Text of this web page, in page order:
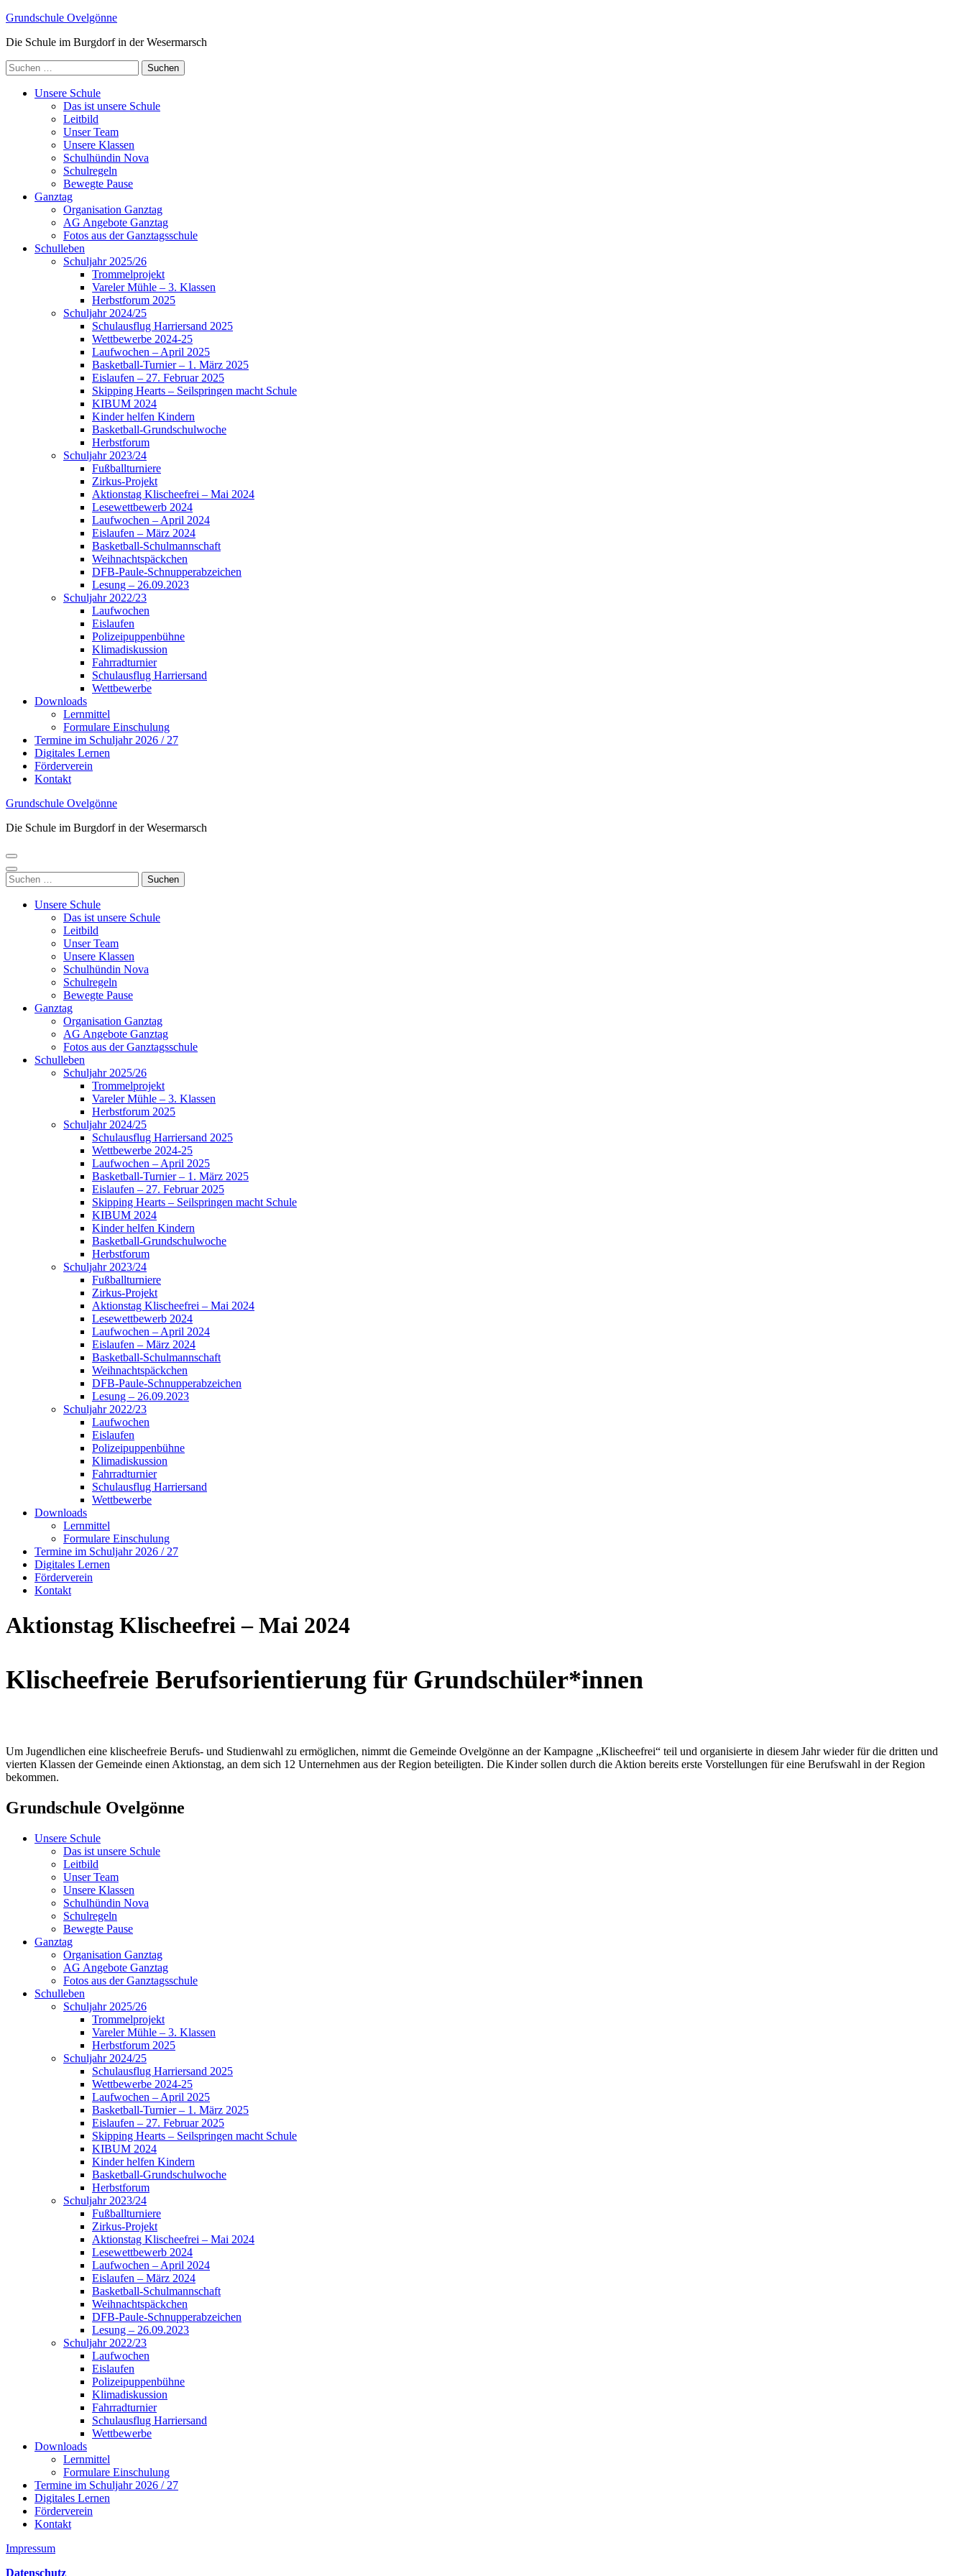
Zum
springen
drücken)
Grundschule Ovelgönne
Die Schule im Burgdorf in der Wesermarsch
Suchen
nach:
Unsere Schule
Das ist unsere Schule
Leitbild
Unser Team
Unsere Klassen
Schulhündin Nova
Schulregeln
Bewegte Pause
Ganztag
Organisation Ganztag
AG Angebote Ganztag
Fotos aus der Ganztagsschule
Schulleben
Schuljahr 2025/26
Trommelprojekt
Vareler Mühle – 3. Klassen
Herbstforum 2025
Schuljahr 2024/25
Schulausflug Harriersand 2025
Wettbewerbe 2024-25
Laufwochen – April 2025
Basketball-Turnier – 1. März 2025
Eislaufen – 27. Februar 2025
Skipping Hearts – Seilspringen macht Schule
KIBUM 2024
Kinder helfen Kindern
Basketball-Grundschulwoche
Herbstforum
Schuljahr 2023/24
Fußballturniere
Zirkus-Projekt
Aktionstag Klischeefrei – Mai 2024
Lesewettbewerb 2024
Laufwochen – April 2024
Eislaufen – März 2024
Basketball-Schulmannschaft
Weihnachtspäckchen
DFB-Paule-Schnupperabzeichen
Lesung – 26.09.2023
Schuljahr 2022/23
Laufwochen
Eislaufen
Polizeipuppenbühne
Klimadiskussion
Fahrradturnier
Schulausflug Harriersand
Wettbewerbe
Downloads
Lernmittel
Formulare Einschulung
Termine im Schuljahr 2026 / 27
Digitales Lernen
Förderverein
Kontakt
Grundschule Ovelgönne
Die Schule im Burgdorf in der Wesermarsch
Suchen
nach:
Unsere Schule
Das ist unsere Schule
Leitbild
Unser Team
Unsere Klassen
Schulhündin Nova
Schulregeln
Bewegte Pause
Ganztag
Organisation Ganztag
AG Angebote Ganztag
Fotos aus der Ganztagsschule
Schulleben
Schuljahr 2025/26
Trommelprojekt
Vareler Mühle – 3. Klassen
Herbstforum 2025
Schuljahr 2024/25
Schulausflug Harriersand 2025
Wettbewerbe 2024-25
Laufwochen – April 2025
Basketball-Turnier – 1. März 2025
Eislaufen – 27. Februar 2025
Skipping Hearts – Seilspringen macht Schule
KIBUM 2024
Kinder helfen Kindern
Basketball-Grundschulwoche
Herbstforum
Schuljahr 2023/24
Fußballturniere
Zirkus-Projekt
Aktionstag Klischeefrei – Mai 2024
Lesewettbewerb 2024
Laufwochen – April 2024
Eislaufen – März 2024
Basketball-Schulmannschaft
Weihnachtspäckchen
DFB-Paule-Schnupperabzeichen
Lesung – 26.09.2023
Schuljahr 2022/23
Laufwochen
Eislaufen
Polizeipuppenbühne
Klimadiskussion
Fahrradturnier
Schulausflug Harriersand
Wettbewerbe
Downloads
Lernmittel
Formulare Einschulung
Termine im Schuljahr 2026 / 27
Digitales Lernen
Förderverein
Kontakt
Aktionstag Klischeefrei – Mai 2024
Klischeefreie Berufsorientierung für Grundschüler*innen
Um Jugendlichen eine klischeefreie Berufs- und Studienwahl zu ermöglichen, nimmt die Gemeinde Ovelgönne an der Kampagne „Klischeefrei“ teil und organisierte in diesem Jahr wieder für die dritten und
vierten Klassen der Gemeinde einen Aktionstag, an dem sich 12 Unternehmen aus der Region beteiligten. Die Kinder sollen durch die Aktion bereits erste Vorstellungen für eine Berufswahl in der Region
bekommen.
Grundschule Ovelgönne
Unsere Schule
Das ist unsere Schule
Leitbild
Unser Team
Unsere Klassen
Schulhündin Nova
Schulregeln
Bewegte Pause
Ganztag
Organisation Ganztag
AG Angebote Ganztag
Fotos aus der Ganztagsschule
Schulleben
Schuljahr 2025/26
Trommelprojekt
Vareler Mühle – 3. Klassen
Herbstforum 2025
Schuljahr 2024/25
Schulausflug Harriersand 2025
Wettbewerbe 2024-25
Laufwochen – April 2025
Basketball-Turnier – 1. März 2025
Eislaufen – 27. Februar 2025
Skipping Hearts – Seilspringen macht Schule
KIBUM 2024
Kinder helfen Kindern
Basketball-Grundschulwoche
Herbstforum
Schuljahr 2023/24
Fußballturniere
Zirkus-Projekt
Aktionstag Klischeefrei – Mai 2024
Lesewettbewerb 2024
Laufwochen – April 2024
Eislaufen – März 2024
Basketball-Schulmannschaft
Weihnachtspäckchen
DFB-Paule-Schnupperabzeichen
Lesung – 26.09.2023
Schuljahr 2022/23
Laufwochen
Eislaufen
Polizeipuppenbühne
Klimadiskussion
Fahrradturnier
Schulausflug Harriersand
Wettbewerbe
Downloads
Lernmittel
Formulare Einschulung
Termine im Schuljahr 2026 / 27
Digitales Lernen
Förderverein
Kontakt
Impressum
Datenschutz